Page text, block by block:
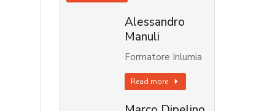
Alessandro
Manuli
Formatore Inlumia
Read more